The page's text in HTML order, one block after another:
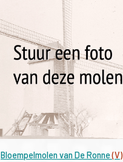
Bloempelmolen van De Ronne(V)